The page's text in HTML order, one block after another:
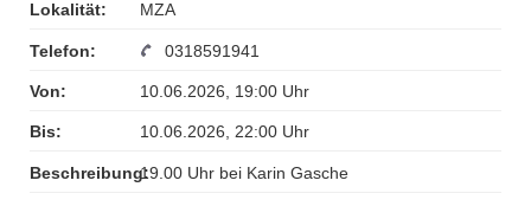
Lokalität: MZA
Telefon: 0318591941
Von: 10.06.2026, 19:00 Uhr
Bis: 10.06.2026, 22:00 Uhr
Beschreibung:19.00 Uhr bei Karin Gasche